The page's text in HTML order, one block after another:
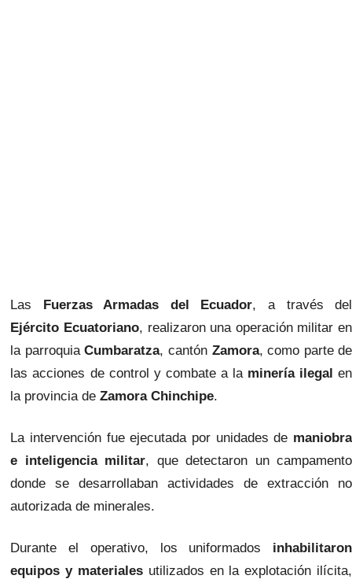
Las Fuerzas Armadas del Ecuador, a través del
Ejército Ecuatoriano, realizaron una operación militar en
la parroquiaCumbaratza, cantón Zamora, como parte de
las acciones de control y combate a la minería ilegal en
la provincia deZamora Chinchipe.
La intervención fue ejecutada por unidades de maniobra
e inteligencia militar, que detectaron un campamento
donde se desarrollaban actividades de extracción no
autorizada de minerales.
Durante el operativo, los uniformados inhabilitaron
equipos y materiales utilizados en la explotación ilícita,